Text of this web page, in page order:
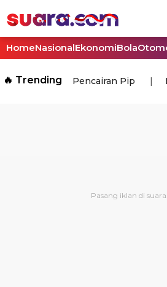
HomeNasionalEkonomiBola
🔥 Trending Pencairan Pip